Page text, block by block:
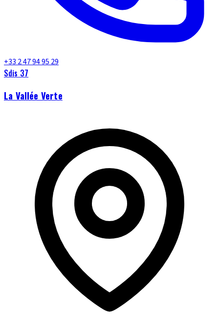
+33 2 47 94 95 29
Sdis 37
La Vallée Verte